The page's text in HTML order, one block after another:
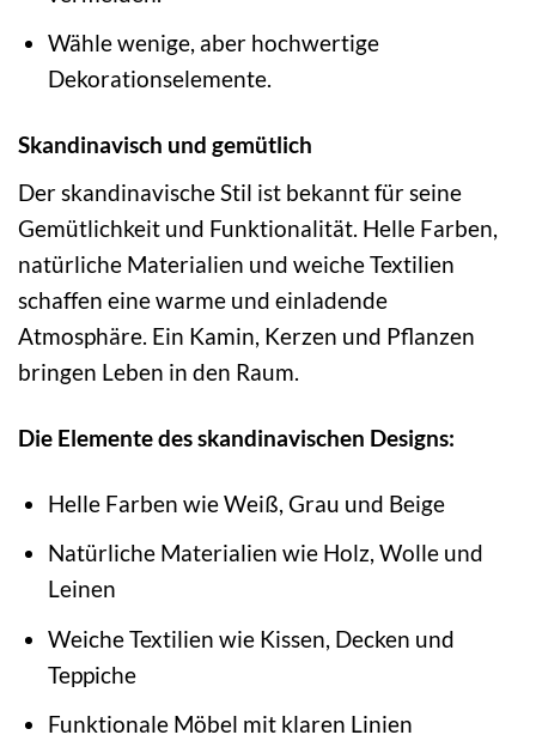
Wähle wenige, aber hochwertige
Dekorationselemente.
Skandinavisch und gemütlich
Der skandinavische Stil ist bekannt für seine
Gemütlichkeit und Funktionalität. Helle Farben,
natürliche Materialien und weiche Textilien
schaffen eine warme und einladende
Atmosphäre. Ein Kamin, Kerzen und Pflanzen
bringen Leben in den Raum.
Die Elemente des skandinavischen Designs:
Helle Farben wie Weiß, Grau und Beige
Natürliche Materialien wie Holz, Wolle und
Leinen
Weiche Textilien wie Kissen, Decken und
Teppiche
Funktionale Möbel mit klaren Linien